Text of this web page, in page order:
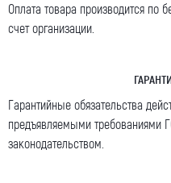
Оплата товара производится по
счет организации.
Гарантийные обязательства
предъявляемыми требованиями
законодательством.